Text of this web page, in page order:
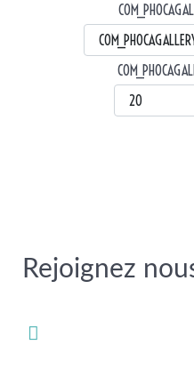
Rejoignez